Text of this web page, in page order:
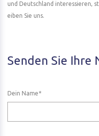
und Deutschland interessieren,
eiben Sie uns.
Senden Sie Ihre
Dein Name*